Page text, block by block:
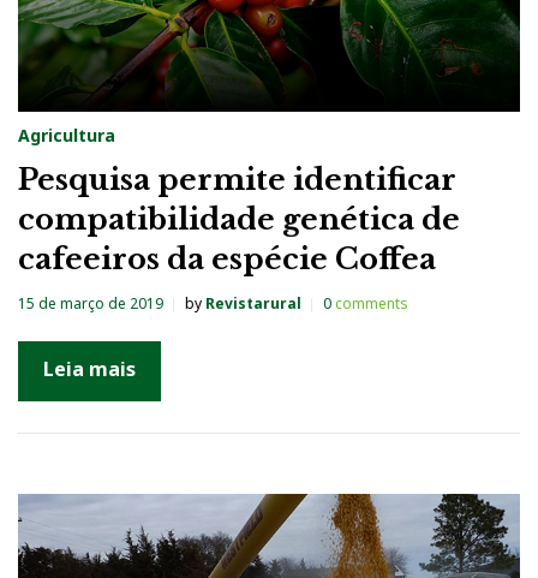
Agricultura
Pesquisa permite identificar
compatibilidade genética de
cafeeiros da espécie Coffea
15 de março de 2019 by Revistarural 0comments
Leia mais